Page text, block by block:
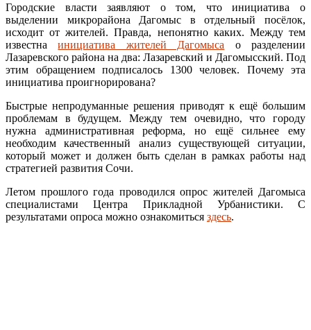
Городские власти заявляют о том, что инициатива о
выделении микрорайона Дагомыс в отдельный посёлок,
исходит от жителей. Правда, непонятно каких. Между тем
известнаинициатива жителей Дагомыса о разделении
Лазаревского района на два: Лазаревский и Дагомысский. Под
этим обращением подписалось 1300 человек. Почему эта
инициатива проигнорирована?
Быстрые непродуманные решения приводят к ещё большим
проблемам в будущем. Между тем очевидно, что городу
нужна административная реформа, но ещё сильнее ему
необходим качественный анализ существующей ситуации,
который может и должен быть сделан в рамках работы над
стратегией развития Сочи.
Летом прошлого года проводился опрос жителей Дагомыса
специалистами Центра Прикладной Урбанистики. С
результатами опроса можно ознакомиться здесь.